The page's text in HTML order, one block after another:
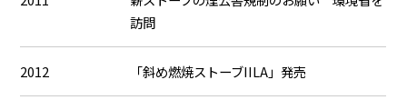
訪問
2012 「斜め燃焼ストーブIILA」発売